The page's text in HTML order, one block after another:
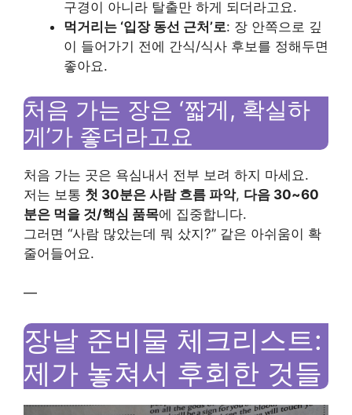
구경이 아니라 탈출만 하게 되더라고요.
먹거리는 ‘입장 동선 근처’로: 장 안쪽으로 깊
이 들어가기 전에 간식/식사 후보를 정해두면
좋아요.
처음 가는 장은 ‘짧게, 확실하
게’가 좋더라고요
처음 가는 곳은 욕심내서 전부 보려 하지 마세요.
저는 보통 첫 30분은 사람 흐름 파악, 다음 30~60
분은 먹을 것/핵심 품목에 집중합니다.
그러면 “사람 많았는데 뭐 샀지?” 같은 아쉬움이 확
줄어들어요.
—
장날 준비물 체크리스트:
제가 놓쳐서 후회한 것들